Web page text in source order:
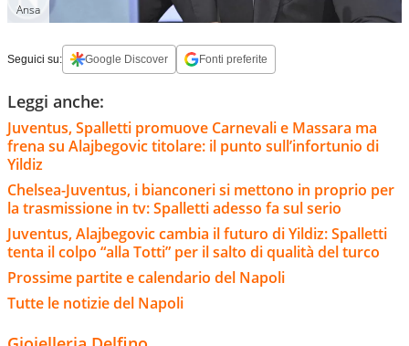
Ansa
Seguici su: Google Discover Fonti preferite
Leggi anche:
Juventus, Spalletti promuove Carnevali e Massara ma
frena su Alajbegovic titolare: il punto sull’infortunio di
Yildiz
Chelsea-Juventus, i bianconeri si mettono in proprio per
la trasmissione in tv: Spalletti adesso fa sul serio
Juventus, Alajbegovic cambia il futuro di Yildiz: Spalletti
tenta il colpo “alla Totti” per il salto di qualità del turco
Prossime partite e calendario del Napoli
Tutte le notizie del Napoli